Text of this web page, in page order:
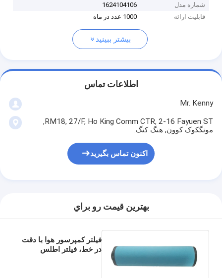
شماره مدل
1624104106
قابلیت ارائه
1000 عدد در ماه
بیشتر ببینید
اطلاعات تماس
Mr. Kenny
RM18, 27/F, Ho King Comm CTR, 2-16 Fayuen ST,
مونگکوک کوون, هنگ کنگ.
اکنون تماس بگیرید
بهترين قيمت رو براي
فیلتر کمپرسور هوا با دقت
در خط، فیلتر اطلس